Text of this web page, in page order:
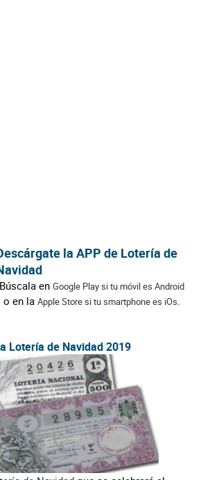
la APP de Lotería de
Búscala en Google Play si tu móvil es Android
o en la Apple Store si tu smartphone es iOs
Lotería de Navidad 2019